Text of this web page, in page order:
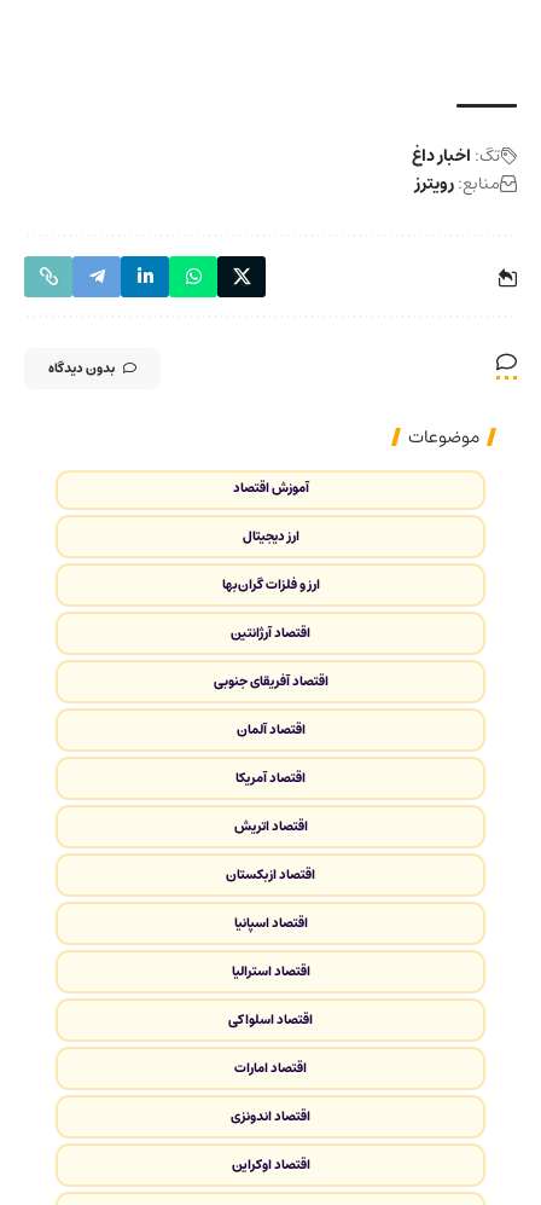
تگ: اخبار داغ
منابع:رویترز
بدون دیدگاه
موضوعات
آموزش اقتصاد
ارز دیجیتال
ارز و فلزات گران‌بها
اقتصاد آرژانتین
اقتصاد آفریقای جنوبی
اقتصاد آلمان
اقتصاد آمریکا
اقتصاد اتریش
اقتصاد ازبکستان
اقتصاد اسپانیا
اقتصاد استرالیا
اقتصاد اسلواکی
اقتصاد امارات
اقتصاد اندونزی
اقتصاد اوکراین